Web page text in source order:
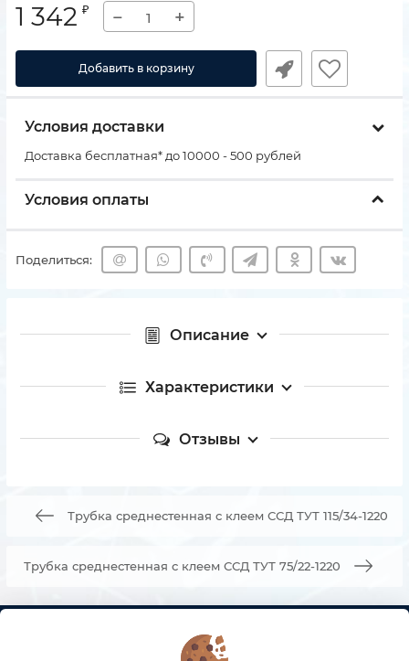
1 342 ₽ − +
Добавить в корзину
Условия доставки
Доставка бесплатная* до 10000 - 500 рублей
Условия оплаты
Поделиться:
Описание
Характеристики
Отзывы
Трубка среднестенная с клеем ССД ТУТ 115/34-1220
Трубка среднестенная с клеем ССД ТУТ 75/22-1220